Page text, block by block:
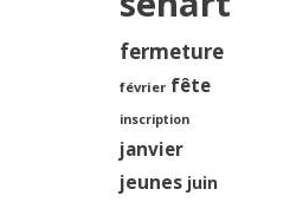
fermeture
février fête
inscription
janvier
jeunes juin